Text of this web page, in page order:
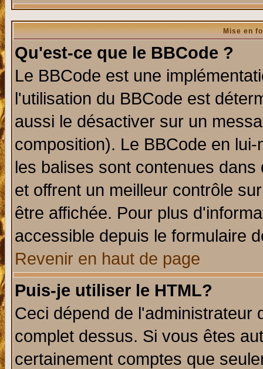
Mise en
Qu'est-ce que le BBCode ?
Le BBCode est une
l'utilisation du BBCode est
aussi le désactiver sur un
composition). Le BBCode en
les balises sont contenues
et offrent un meilleur contrôle
être affichée. Pour plus
accessible depuis le formulaire
Revenir en haut de page
Puis-je utiliser le HTML?
Ceci dépend de l'administrateur
complet dessus. Si vous êtes
certainement comptes que